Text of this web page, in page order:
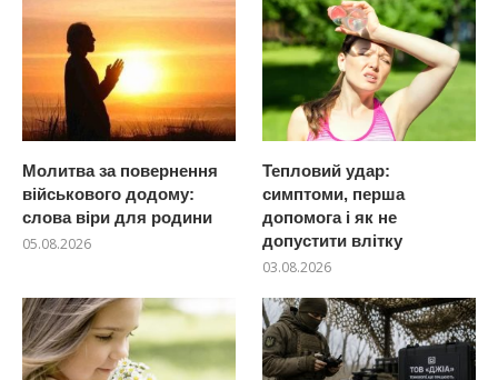
Молитва за повернення
військового додому:
слова віри для родини
05.08.2026
Тепловий удар:
симптоми, перша
допомога і як не
допустити влітку
03.08.2026